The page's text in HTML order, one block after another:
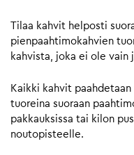
Tilaa kahvit helposti
pienpaahtimokahvien
kahvista, joka ei ole vain
Kaikki kahvit
tuoreina suoraan
pakkauksissa tai kilon
noutopisteelle.